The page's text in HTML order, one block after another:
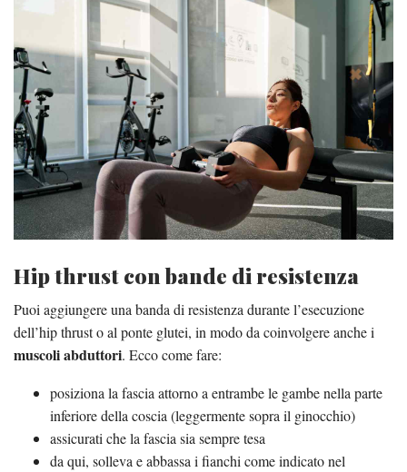
Hip thrust con bande di resistenza
Puoi aggiungere una banda di resistenza durante l’esecuzione
dell’hip thrust o al ponte glutei, in modo da coinvolgere anche i
muscoli abduttori. Ecco come fare:
posiziona la fascia attorno a entrambe le gambe nella parte
inferiore della coscia (leggermente sopra il ginocchio)
assicurati che la fascia sia sempre tesa
da qui, solleva e abbassa i fianchi come indicato nel